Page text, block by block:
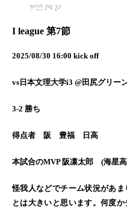
2025.09.24
I league 第7節
2025/08/30 16:00 kick off
vs日本文理大学i3 @田尻グリー
3-2 勝ち
得点者 阪 豊福 日高
本試合のMVP 阪凛太郎 (海星
怪我人などでチーム状況があ
とは大きいと思います。何度